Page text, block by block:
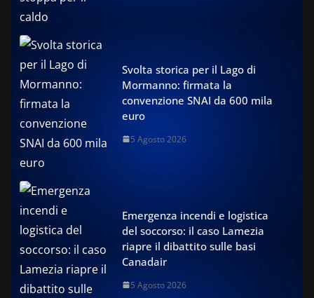
Svolta storica per il Lago di
Mormanno: firmata la
convenzione SNAI da 600 mila
euro
5 Agosto 2026
Emergenza incendi e logistica
del soccorso: il caso Lamezia
riapre il dibattito sulle basi
Canadair
5 Agosto 2026